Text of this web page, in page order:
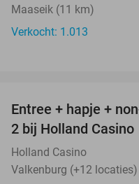
Maaseik (11 km)
Verkocht: 1.013
Entree + hapje +
2 bij Holland Casino
Holland Casino
Valkenburg (+12